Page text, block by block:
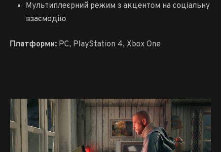
Мультиплеєрний режим з акцентом на соціальну
взаємодію
Платформи: PC, PlayStation 4, Xbox One